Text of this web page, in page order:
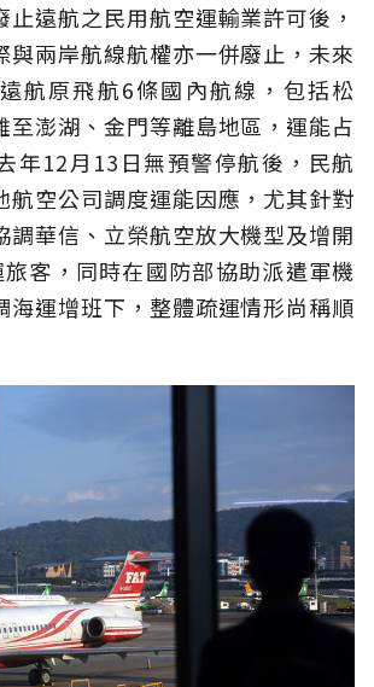
止遠航之民用航空運輸業許可後，
與兩岸航線航權亦一併廢止，未來
航原飛航6條國內航線，包括松
至澎湖、金門等離島地區，運能占
年12月13日無預警停航後，民航
航空公司調度運能因應，尤其針對
調華信、立榮航空放大機型及增開
客，同時在國防部協助派遣軍機
海運增班下，整體疏運情形尚稱順